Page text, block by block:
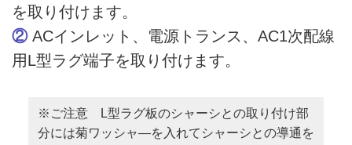
を取り付けます。
②ACインレット、電源トランス、AC1次配線
用L型ラグ端子を取り付けます。
※ご注意 L型ラグ板のシャーシとの取り付け部
分には菊ワッシャ―を入れてシャーシとの導通を